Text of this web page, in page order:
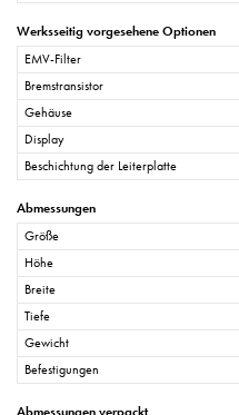
Werksseitig vorgesehene Optionen
EMV-Filter
Bremstransistor
Gehäuse
Display
Beschichtung der Leiterplatte
Abmessungen
Größe
Höhe
Breite
Tiefe
Gewicht
Befestigungen